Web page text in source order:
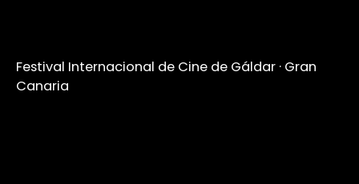
Festival Internacional de Cine de Gáldar · Gran
Canaria